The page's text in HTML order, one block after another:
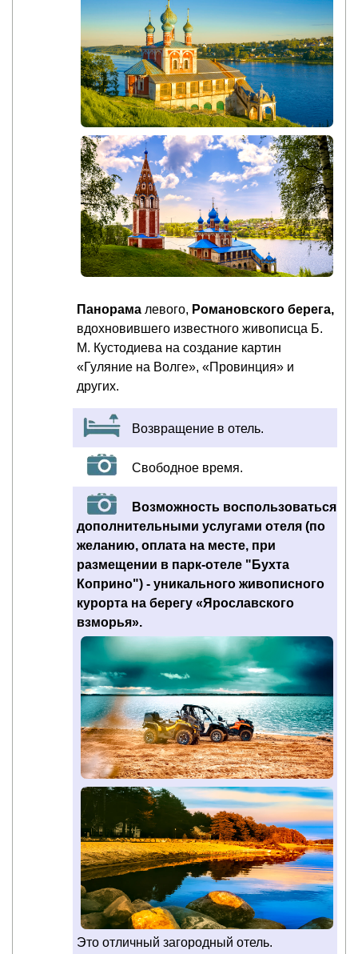
Панорама левого, Романовского берега,
вдохновившего известного живописца Б.
М. Кустодиева на создание картин
«Гуляние на Волге», «Провинция» и
других.
Возвращение в отель.
Свободное время.
Возможность воспользоваться
дополнительными услугами отеля (по
желанию, оплата на месте, при
размещении в парк-отеле "Бухта
Коприно") - уникального живописного
курорта на берегу «Ярославского
взморья».
Это отличный загородный отель.